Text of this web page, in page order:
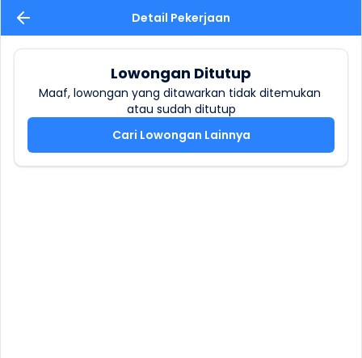
Detail Pekerjaan
Lowongan Ditutup
Maaf, lowongan yang ditawarkan tidak ditemukan
atau sudah ditutup
Cari Lowongan Lainnya